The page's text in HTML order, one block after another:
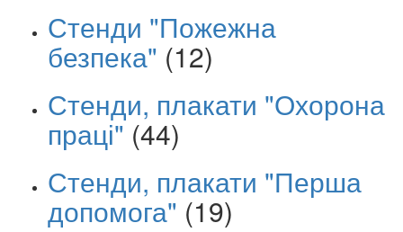
Стенди "Пожежна
безпека" (12)
Стенди, плакати "Охорона
праці" (44)
Стенди, плакати "Перша
допомога" (19)